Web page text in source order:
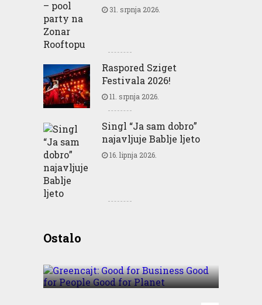
31. srpnja 2026.
Raspored Sziget
Festivala 2026!
11. srpnja 2026.
Singl “Ja sam dobro”
najavljuje Bablje ljeto
16. lipnja 2026.
OstaloBusiness Good for People